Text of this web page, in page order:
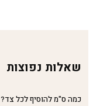
שאלות נפוצות
כמה ס"מ להוסיף לכל צד?